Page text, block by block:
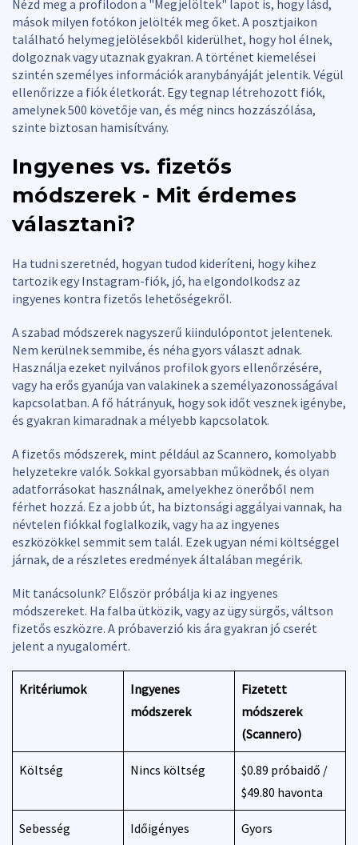
Nézd meg a profilodon a "Megjelöltek" lapot is, hogy lásd,
mások milyen fotókon jelölték meg őket. A posztjaikon
található helymegjelölésekből kiderülhet, hogy hol élnek,
dolgoznak vagy utaznak gyakran. A történet kiemelései
szintén személyes információk aranybányáját jelentik. Végül
ellenőrizze a fiók életkorát. Egy tegnap létrehozott fiók,
amelynek 500 követője van, és még nincs hozzászólása,
szinte biztosan hamisítvány.
Ingyenes vs. fizetős
módszerek - Mit érdemes
választani?
Ha tudni szeretnéd, hogyan tudod kideríteni, hogy kihez
tartozik egy Instagram-fiók, jó, ha elgondolkodsz az
ingyenes kontra fizetős lehetőségekről.
A szabad módszerek nagyszerű kiindulópontot jelentenek.
Nem kerülnek semmibe, és néha gyors választ adnak.
Használja ezeket nyilvános profilok gyors ellenőrzésére,
vagy ha erős gyanúja van valakinek a személyazonosságával
kapcsolatban. A fő hátrányuk, hogy sok időt vesznek igénybe,
és gyakran kimaradnak a mélyebb kapcsolatok.
A fizetős módszerek, mint például az Scannero, komolyabb
helyzetekre valók. Sokkal gyorsabban működnek, és olyan
adatforrásokat használnak, amelyekhez önerőből nem
férhet hozzá. Ez a jobb út, ha biztonsági aggályai vannak, ha
névtelen fiókkal foglalkozik, vagy ha az ingyenes
eszközökkel semmit sem talál. Ezek ugyan némi költséggel
járnak, de a részletes eredmények általában megérik.
Mit tanácsolunk? Először próbálja ki az ingyenes
módszereket. Ha falba ütközik, vagy az ügy sürgős, váltson
fizetős eszközre. A próbaverzió kis ára gyakran jó cserét
jelent a nyugalomért.
Kritériumok
Ingyenes
módszerek
Fizetett
módszerek
(Scannero)
Költség Nincs költség
$0.89 próbaidő /
$49.80 havonta
Sebesség Időigényes
Gyors